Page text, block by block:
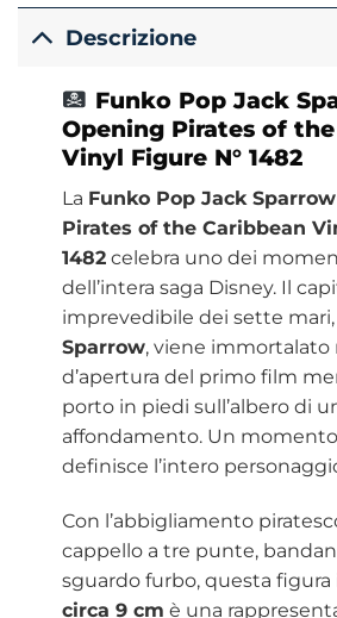
Descrizione
Funko Pop Jack
Opening Pirates of
Vinyl Figure N° 1482
La Funko Pop Jack
Pirates of the Caribbean
1482celebra uno dei
dell’intera saga Disney. Il
imprevedibile dei sette mari,
Sparrow, viene immortalato
d’apertura del primo film
porto in piedi sull’albero di
affondamento. Un
definisce l’intero
Con l’abbigliamento
cappello a tre punte,
sguardo furbo, questa figura
circa 9 cm è una